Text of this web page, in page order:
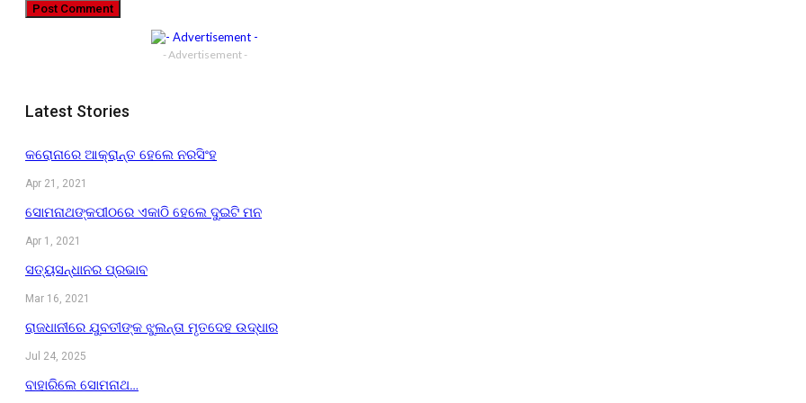
- Advertisement -
Latest Stories
କରୋନାରେ ଆକ୍ରାନ୍ତ ହେଲେ ନରସିଂହ
Apr 21, 2021
ସୋମନାଥଙ୍କପୀଠରେ ଏକାଠି ହେଲେ ଦୁଇଟି ମନ
Apr 1, 2021
ସତ୍ୟସନ୍ଧାନର ପ୍ରଭାବ
Mar 16, 2021
ରାଜଧାନୀରେ ଯୁବତୀଙ୍କ ଝୁଲନ୍ତା ମୃତଦେହ ଉଦ୍ଧାର
Jul 24, 2025
ବାହାରିଲେ ସୋମନାଥ…